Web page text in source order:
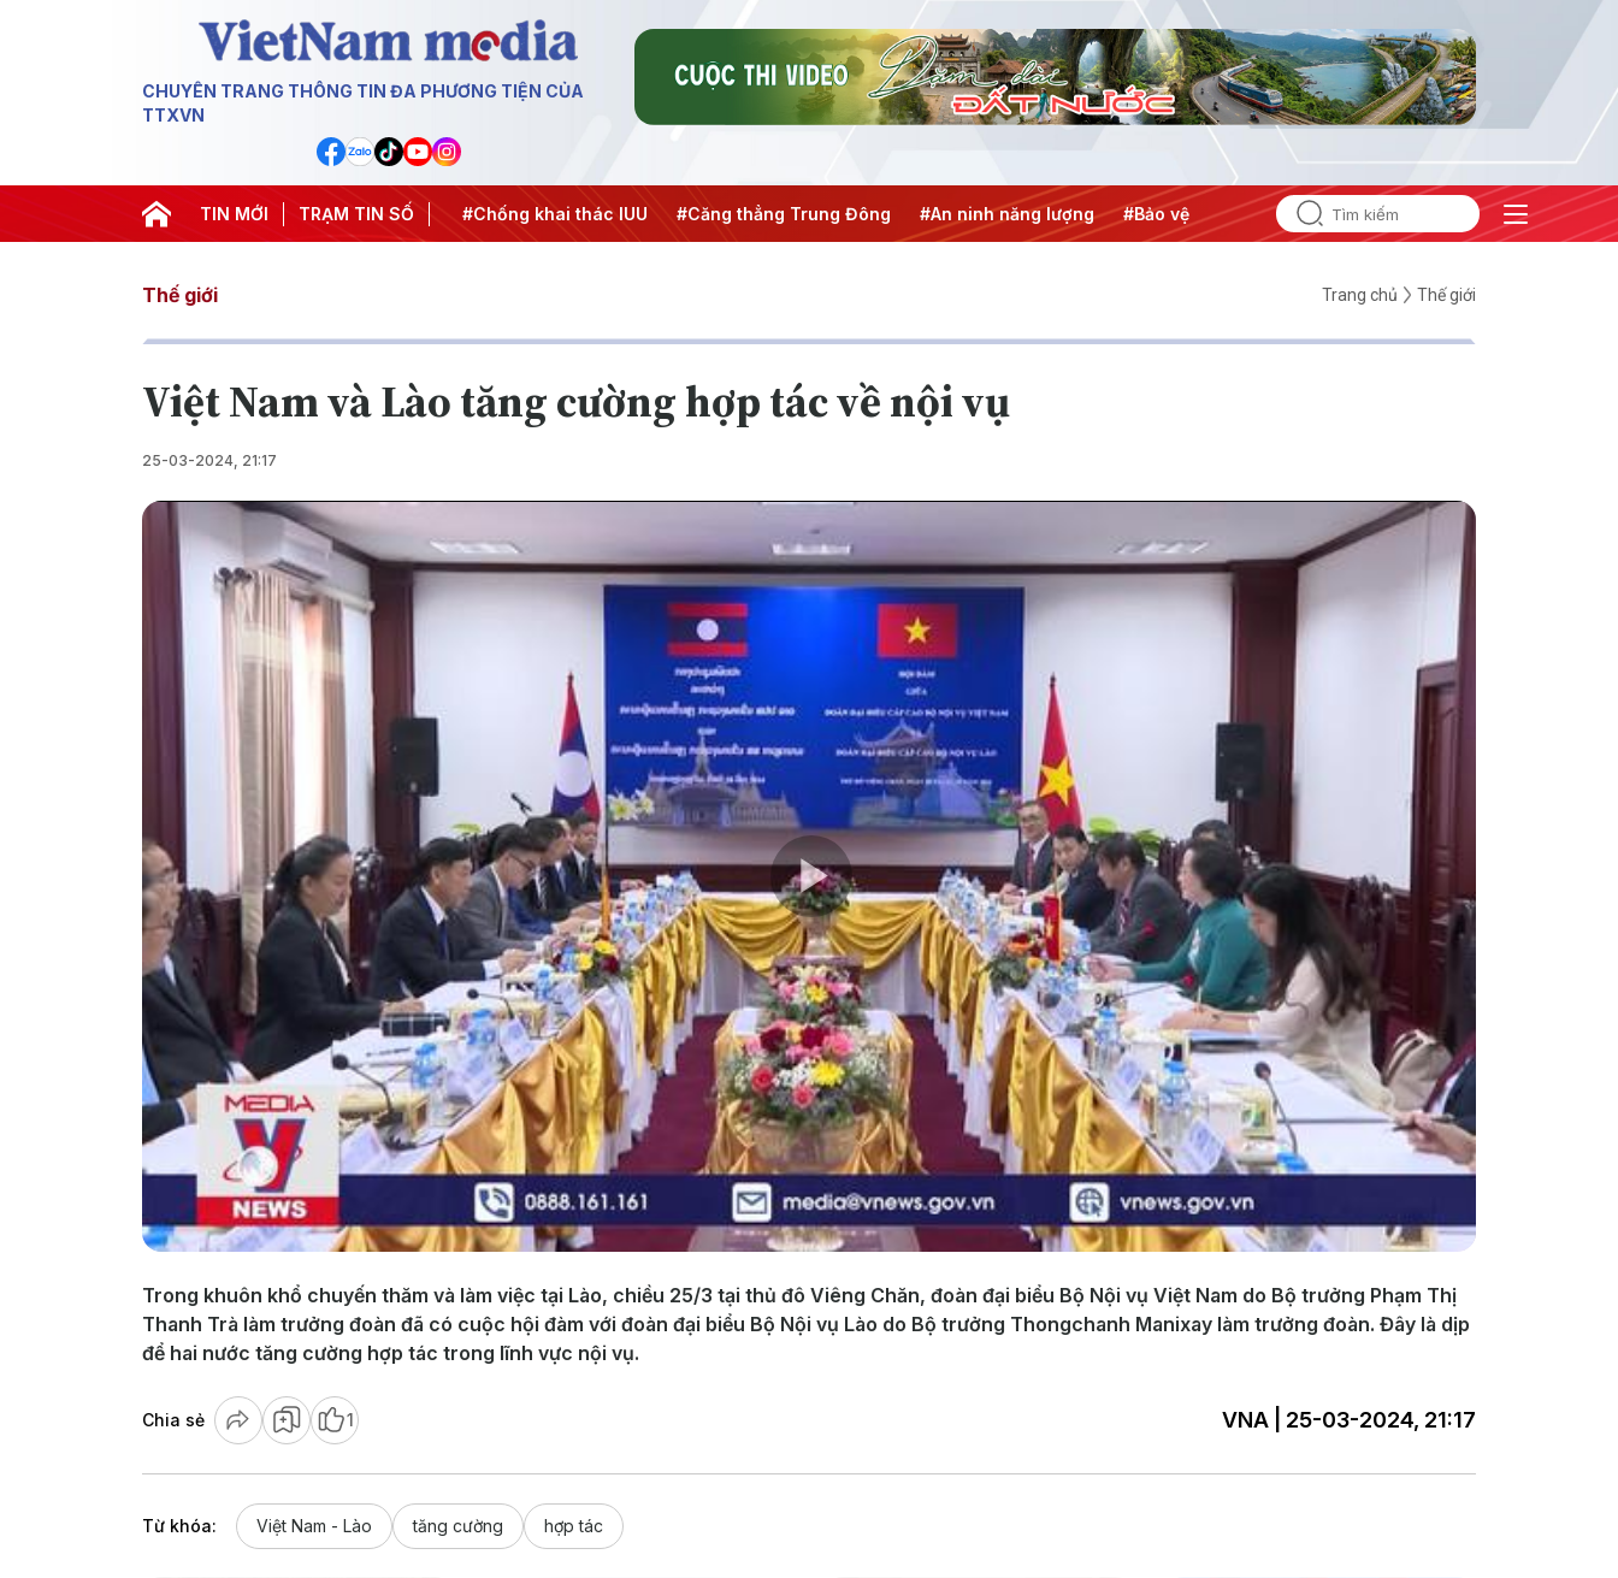
CHUYÊN TRANG THÔNG TIN ĐA PHƯƠNG TIỆN CỦA
TTXVN
TIN MỚI TRẠM TIN SỐ
thành hành động #Chiến dịch 500 ngày đêm #Chống khai thác IUU #Căng thẳng Trung Đông #An ninh năng lượng #Bảo vệ nền tảng tư tưởng của Đảng
Thế giới Trang chủ Thế giới
Việt Nam và Lào tăng cường hợp tác về nội vụ
25-03-2024, 21:17
Play
Video
Trong khuôn khổ chuyến thăm và làm việc tại Lào, chiều 25/3 tại thủ đô Viêng Chăn, đoàn đại biểu Bộ Nội vụ Việt Nam do Bộ trưởng Phạm Thị
Thanh Trà làm trưởng đoàn đã có cuộc hội đàm với đoàn đại biểu Bộ Nội vụ Lào do Bộ trưởng Thongchanh Manixay làm trưởng đoàn. Đây là dịp
để hai nước tăng cường hợp tác trong lĩnh vực nội vụ.
Chia sẻ 1 VNA | 25-03-2024, 21:17
Từ khóa: Việt Nam - Lào tăng cường hợp tác